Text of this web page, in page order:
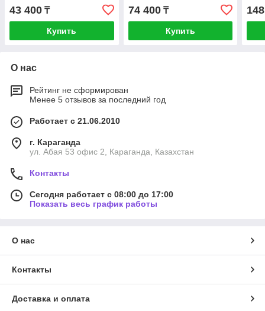
43 400 ₸
Купить
74 400₸
Купить
О нас
Рейтинг не сформирован
Менее 5 отзывов за последний год
Работает с 21.06.2010
г. Караганда
ул. Абая 53 офис 2, Караганда, Казахстан
Контакты
Сегодня работает с 08:00 до 17:00
Показать весь график работы
О нас
Контакты
Доставка и оплата